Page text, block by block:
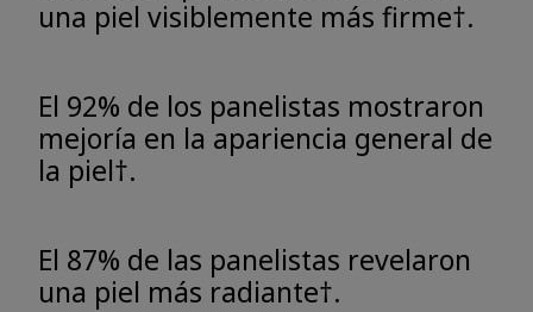
una piel visiblemente más firme†.
El 92% de los panelistas mostraron
mejoría en la apariencia general de
la piel†.
El 87% de las panelistas revelaron
una piel más radiante†.